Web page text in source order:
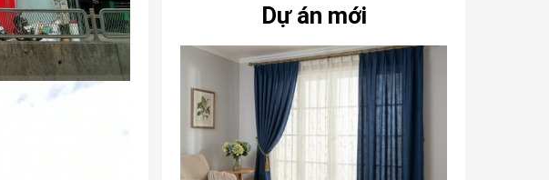
Dự án mới